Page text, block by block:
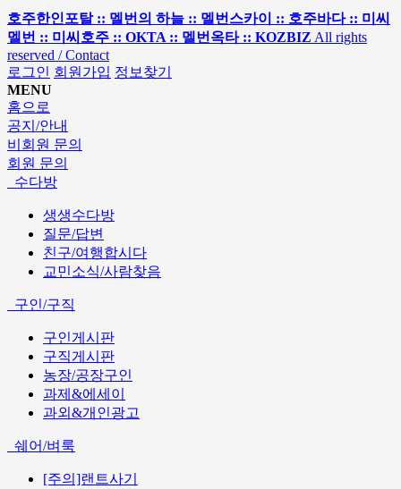
호주한인포탈 :: 멜번의 하늘 :: 멜번스카이 :: 호주바다 :: 미씨
멜번 :: 미씨호주 :: OKTA :: 멜번옥타 :: KOZBIZ All rights
reserved / Contact
로그인 회원가입 정보찾기
MENU
홈으로
공지/안내
비회원 문의
회원 문의
수다방
생생수다방
질문/답변
친구/여행합시다
교민소식/사람찾음
구인/구직
구인게시판
구직게시판
농장/공장구인
과제&에세이
과외&개인광고
쉐어/벼룩
[주의]랜트사기